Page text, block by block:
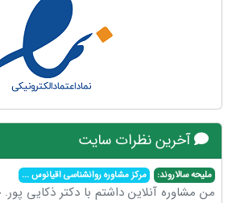
آخرین نظرات سایت
ملیحه سالاروند: مرکز مشاوره روانشناسی اقیانوس...
من مشاوره آنلاین داشتم با دکتر ذکایی